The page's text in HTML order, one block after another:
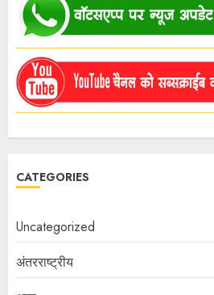
CATEGORIES
Uncategorized
अंतरराष्ट्रीय